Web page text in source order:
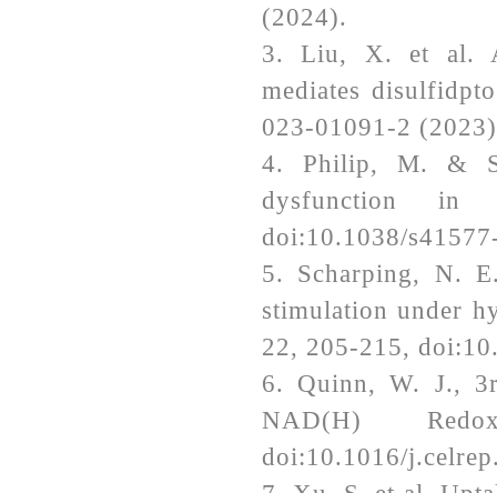
(2024).
3.
Liu, X. et al.
mediates
023-01091-2
4. Philip, M. &
dysfunction in
doi:10.1038/
5. Scharping, N.
stimulation under
22, 205-215,
6. Quinn, W. J.,
NAD(H)
doi:10.1016/